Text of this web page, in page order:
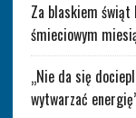
Za blaskiem
śmieciowym
„Nie da się
wytwarzać